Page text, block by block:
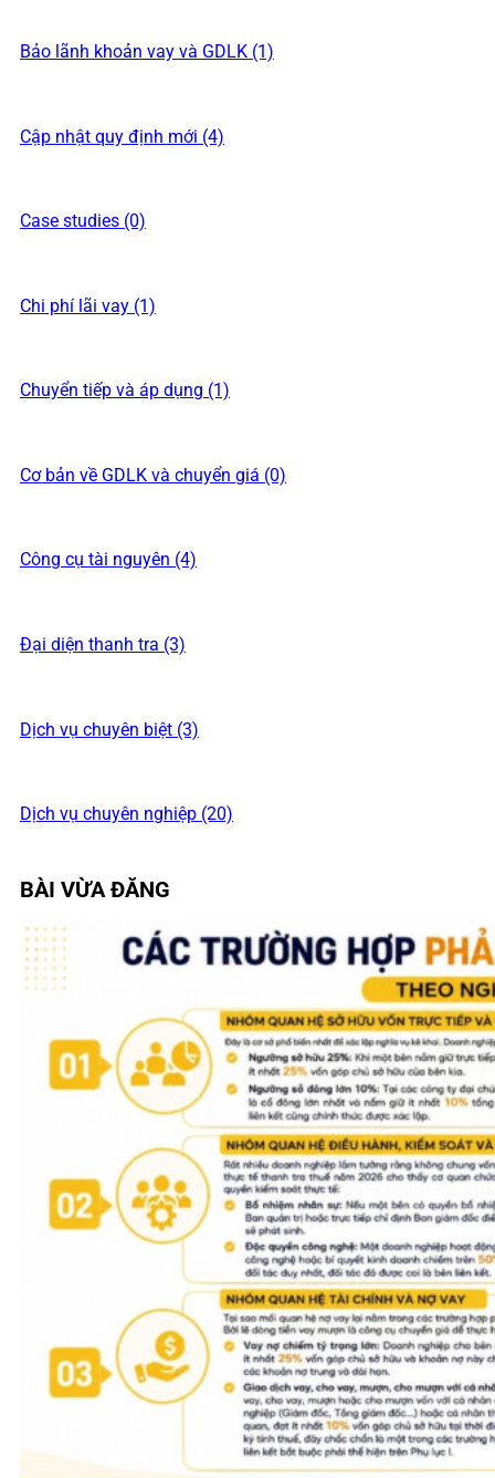
Bảo lãnh khoản vay và GDLK (1)
Cập nhật quy định mới (4)
Case studies (0)
Chi phí lãi vay (1)
Chuyển tiếp và áp dụng (1)
Cơ bản về GDLK và chuyển giá (0)
Công cụ tài nguyên (4)
Đại diện thanh tra (3)
Dịch vụ chuyên biệt (3)
Dịch vụ chuyên nghiệp (20)
BÀI VỪA ĐĂNG